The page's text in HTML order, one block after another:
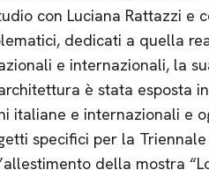
con Luciana Rattazzi e
dedicati a quella
e internazionali, la
è stata esposta
italiane e internazionali e
specifici per la
della mostra